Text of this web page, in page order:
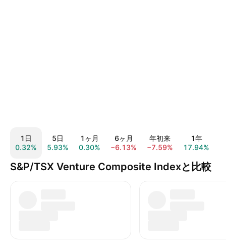
1日
0.32%
5日
5.93%
1ヶ月
0.30%
6ヶ月
−6.13%
年初来
−7.59%
1年
17.94%
S&P/TSX Venture Composite Indexと比較